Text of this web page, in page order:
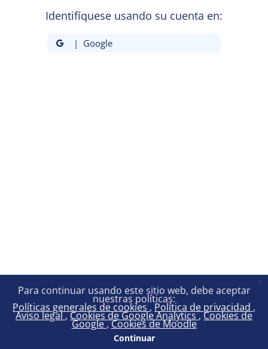
Para continuar usando este sitio web, debe aceptar
nuestras políticas:
Políticas generales de cookies Política de privacidad
Aviso legal Cookies de Google Analytics Cookies de
Google Cookies de Moodle
Continuar
x
Identifíquese usando su cuenta en:
| Google